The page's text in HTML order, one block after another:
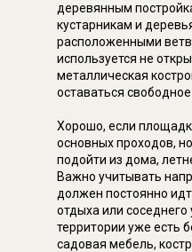
деревянным
кустарникам и
расположенными
используется не
металлическая
оставаться свободное
Хорошо, если
основных проходов,
подойти из дома,
Важно учитывать
должен постоянно
отдыха или соседнего
территории уже есть
садовая мебель,